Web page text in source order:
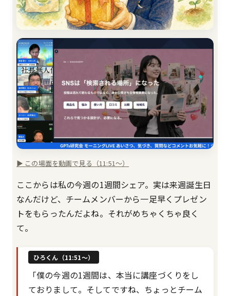
▶ この場面を動画で見る（11:51〜）
ここからは私の今週の1週間シェア。実は来週誕生日
なんだけど、チームメンバーから一足早くプレゼン
トをもらったんだよね。それがめちゃくちゃ良く
て。
ひろくん（11:51〜）
「僕の今週の1週間は、本当に講座づくりをし
ておりまして。そしてですね、ちょっとチーム